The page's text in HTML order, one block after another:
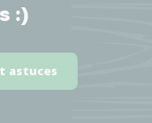
:)
astuces